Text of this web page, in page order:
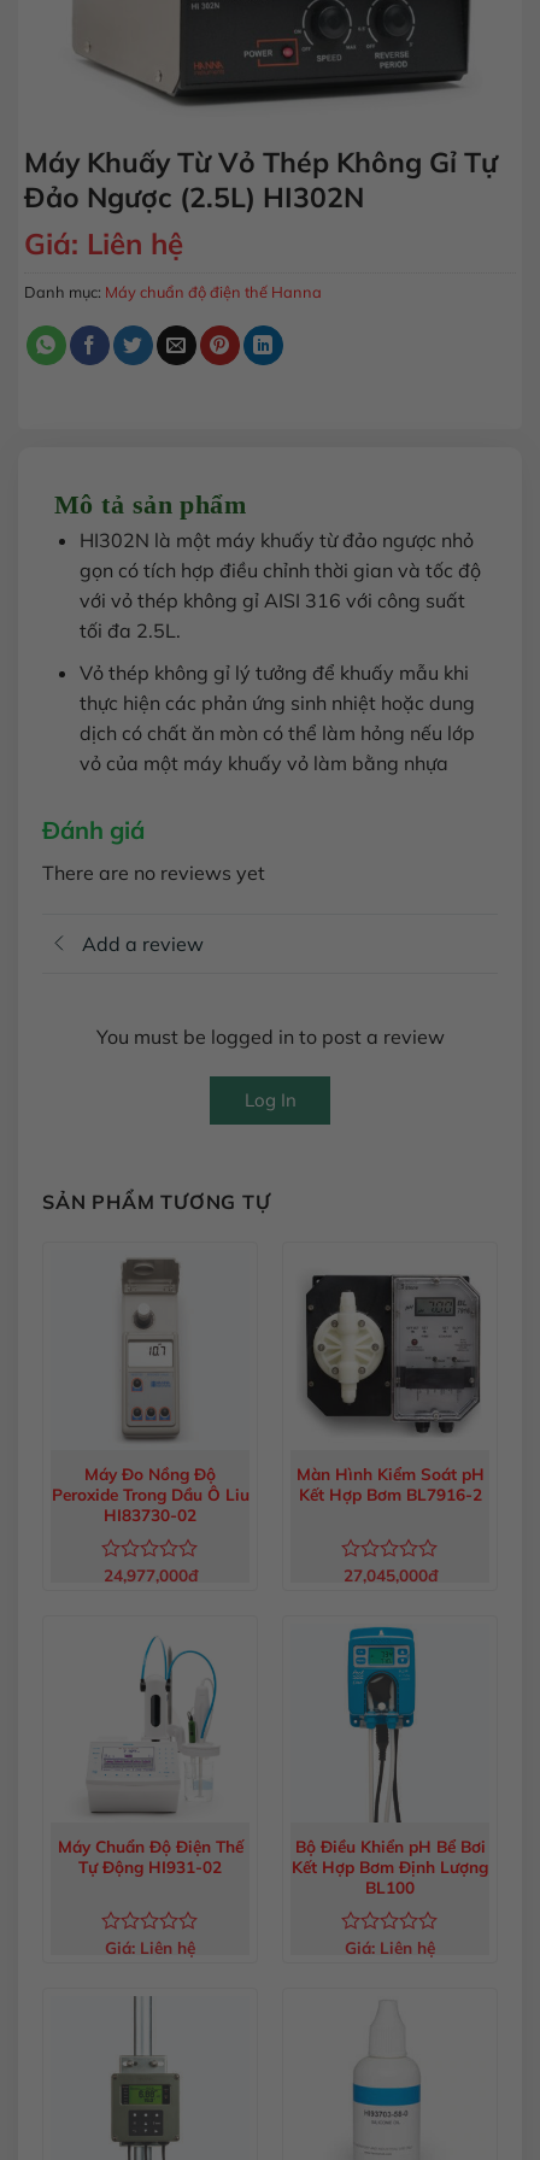
Máy Khuấy Từ Vỏ Thép Không Gỉ Tự
Đảo Ngược (2.5L) HI302N
Giá: Liên hệ
Danh mục: Máy chuẩn độ điện thế Hanna
Mô tả sản phẩm
HI302N là một máy khuấy từ đảo ngược nhỏ
gọn có tích hợp điều chỉnh thời gian và tốc độ
với vỏ thép không gỉ AISI 316 với công suất
tối đa 2.5L.
Vỏ thép không gỉ lý tưởng để khuấy mẫu khi
thực hiện các phản ứng sinh nhiệt hoặc dung
dịch có chất ăn mòn có thể làm hỏng nếu lớp
vỏ của một máy khuấy vỏ làm bằng nhựa
Đánh giá
There are no reviews yet
Add a review
You must be logged in to post a review
Log In
SẢN PHẨM TƯƠNG TỰ
Máy Đo Nồng Độ
Peroxide Trong Dầu Ô Liu
HI83730-02
Được
24,977,000đ
Màn Hình Kiểm Soát pH
Kết Hợp Bơm BL7916-2
Được
0
sao
27,045,000đ
Máy Chuẩn Độ Điện Thế
Tự Động HI931-02
Được
Giá: Liên hệ
Bộ Điều Khiển pH Bể Bơi
Kết Hợp Bơm Định Lượng
BL100
Được
Giá: Liên hệ